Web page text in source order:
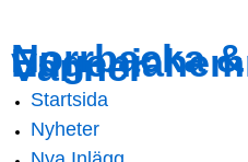
main
content
navigation
Norrbacka &
Vänner
Main menu
Startsida
Nyheter